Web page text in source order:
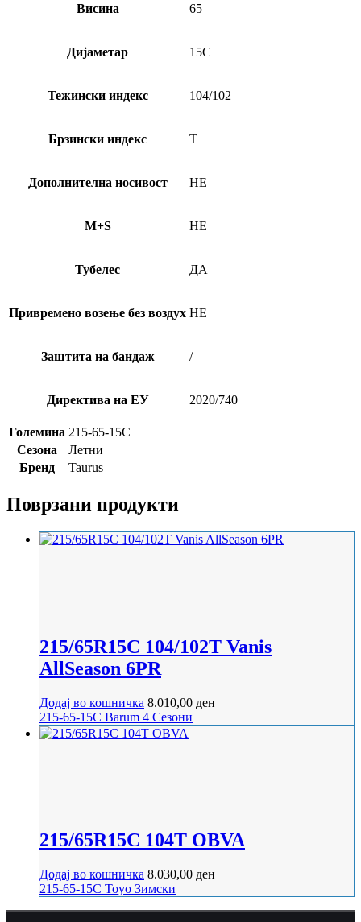
Висина 65
Дијаметар 15C
Тежински индекс 104/102
Брзински индекс T
Дополнителна носивост НЕ
M+S НЕ
Тубелес ДА
Привремено возење без воздух НЕ
Заштита на бандаж /
Директива на ЕУ 2020/740
Големина 215-65-15C
Сезона
Летни
Бренд
Taurus
Поврзани продукти
215/65R15C 104/102T Vanis
AllSeason 6PR
Додај во кошничка 8.010,00 ден
215-65-15C Barum 4 Сезони
215/65R15C 104T OBVA
Додај во кошничка 8.030,00 ден
215-65-15C Toyo Зимски